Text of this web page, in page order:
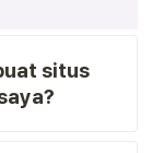
situs